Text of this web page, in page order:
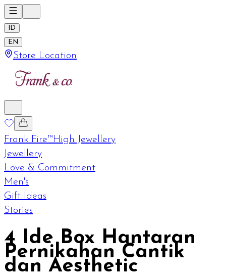
ID
EN
Store Location
Frank Fire™High Jewellery
Jewellery
Love & Commitment
Men's
Gift Ideas
Stories
4 Ide Box Hantaran
Pernikahan Cantik
dan Aesthetic